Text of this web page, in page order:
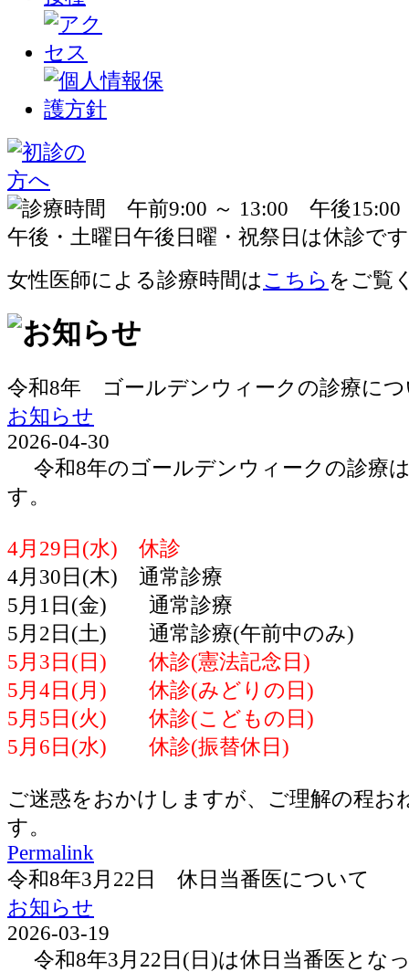
女性医師による診療時間は こちら をご覧
令和8年 ゴールデンウィークの診療に
お知らせ
2026-04-30
令和8年のゴールデンウィークの診療
す。
4月29日(水) 休診
4月30日(木) 通常診療
5月1日(金) 通常診療
5月2日(土) 通常診療(午前中のみ)
5月3日(日) 休診(憲法記念日)
5月4日(月) 休診(みどりの日)
5月5日(火) 休診(こどもの日)
5月6日(水) 休診(振替休日)
ご迷惑をおかけしますが、ご理解の程お
す。
Permalink
令和8年3月22日 休日当番医について
お知らせ
2026-03-19
令和8年3月22日(日)は休日当番医とな